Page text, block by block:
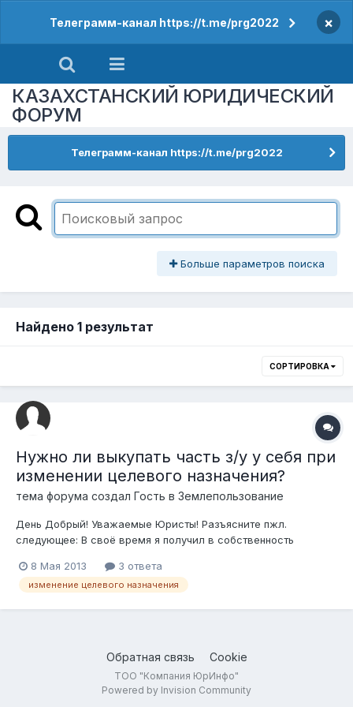
Телеграмм-канал https://t.me/prg2022 ×
КАЗАХСТАНСКИЙ ЮРИДИЧЕСКИЙ
ФОРУМ
Телеграмм-канал https://t.me/prg2022
Больше параметров поиска
Найдено 1 результат
СОРТИРОВКА
Нужно ли выкупать часть з/у у себя при
изменении целевого назначения?
тема форума создал Гость в Землепользование
День Добрый! Уважаемые Юристы! Разъясните пжл.
следующее: В своё время я получил в собственность
(неделимый). Теперь хочу дополнительно в "целевое" хочу
добавить баню, магазин, сауну. Для указанных предстоящих
8 Мая 2013 3 ответа
изменение целевого назначения
Обратная связь Cookie
ТОО "Компания ЮрИнфо"
Powered by Invision Community